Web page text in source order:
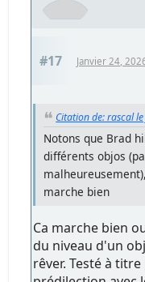
#17 Janvier 24,
Citation de: rascal
Notons que Brad
différents objos
marche bien
Ca marche bien
du niveau d'un
rêver. Testé à